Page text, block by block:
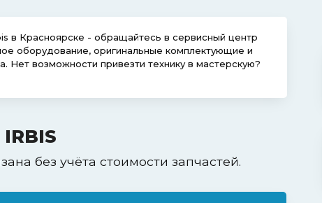
в Красноярске - обращайтесь в сервисный центр
оборудование, оригинальные комплектующие и
Нет возможности привезти технику в мастерскую?
без учёта стоимости запчастей.